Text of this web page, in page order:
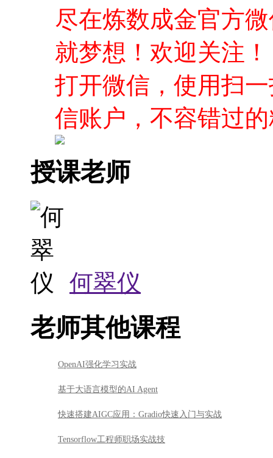
尽在炼数成金官方
就梦想！欢迎关注！
打开微信，使用扫
信账户，不容错过
授课老师
何翠仪
老师其他课程
OpenAI强化学习实战
基于大语言模型的AI Agent
快速搭建AIGC应用：Gradio快速入门与实战
Tensorflow工程师职场实战技